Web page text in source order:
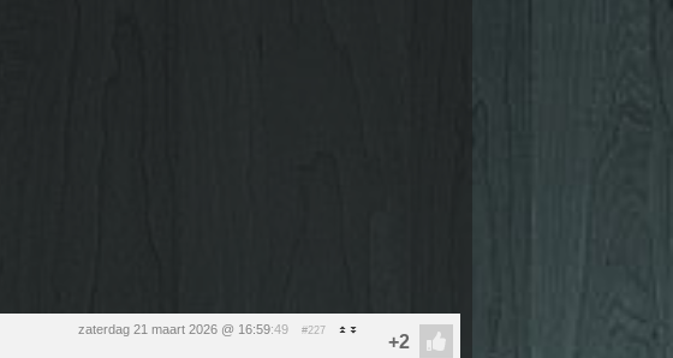
zaterdag 21 maart 2026 @ 16:59:49 #227